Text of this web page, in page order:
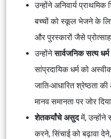
उन्होंने अनिवार्य प्राथमिक
बच्चों को स्कूल भेजने के
और पुरस्कारों जैसे
उन्होंनेसार्वजनिक सत्य
सांप्रदायिक धर्म को
जाति-आधारित श्रेष्ठता
मानव समानता पर जोर
शेतकर्यांचे असुदमें, उन्होंने
करने, सिंचाई को बढ़ावा